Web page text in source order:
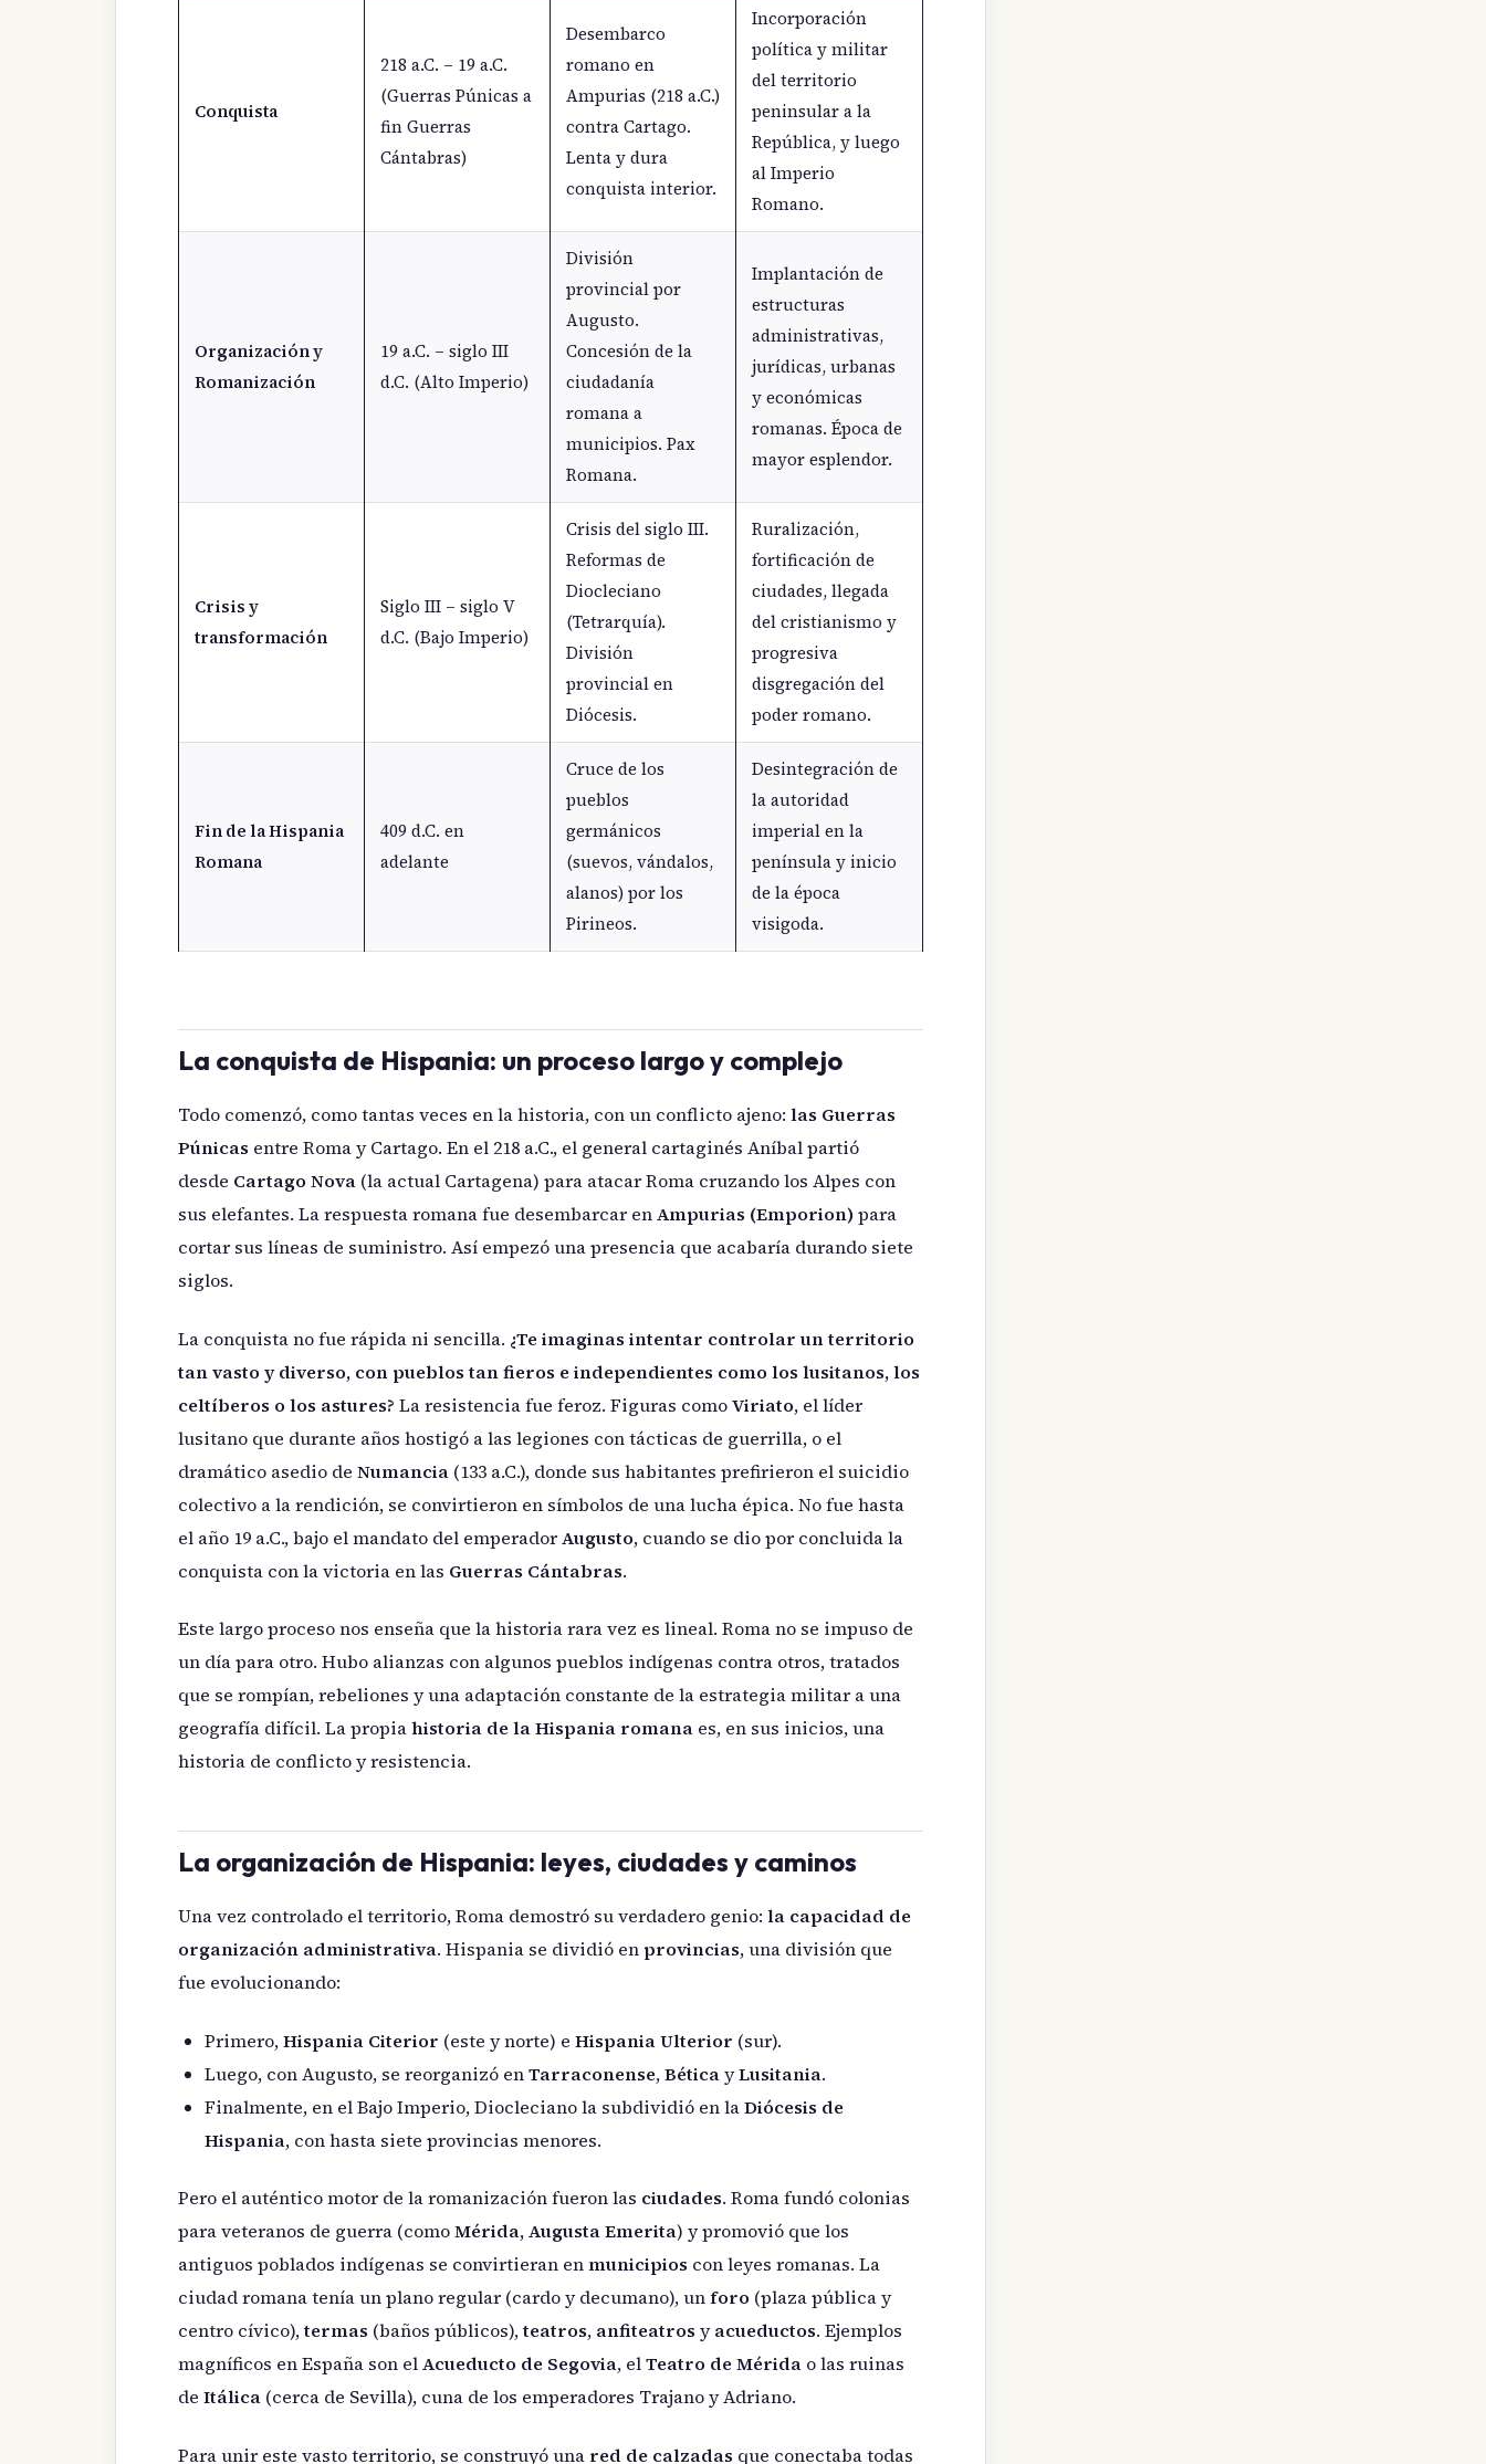
Conquista
218 a.C. – 19 a.C.
(Guerras Púnicas a
fin Guerras
Cántabras)
Desembarco
romano en
Ampurias (218 a.C.)
contra Cartago.
Lenta y dura
conquista interior.
Incorporación
política y militar
del territorio
peninsular a la
República, y luego
al Imperio
Romano.
Organización y
Romanización
19 a.C. – siglo III
d.C. (Alto Imperio)
División
provincial por
Augusto.
Concesión de la
ciudadanía
romana a
municipios. Pax
Romana.
Implantación de
estructuras
administrativas,
jurídicas, urbanas
y económicas
romanas. Época de
mayor esplendor.
Crisis y
transformación
Siglo III – siglo V
d.C. (Bajo Imperio)
Crisis del siglo III.
Reformas de
Diocleciano
(Tetrarquía).
División
provincial en
Diócesis.
Ruralización,
fortificación de
ciudades, llegada
del cristianismo y
progresiva
disgregación del
poder romano.
Fin de la Hispania
Romana
409 d.C. en
adelante
Cruce de los
pueblos
germánicos
(suevos, vándalos,
alanos) por los
Pirineos.
Desintegración de
la autoridad
imperial en la
península y inicio
de la época
visigoda.
La conquista de Hispania: un proceso largo y complejo
Todo comenzó, como tantas veces en la historia, con un conflicto ajeno: las Guerras
Púnicas entre Roma y Cartago. En el 218 a.C., el general cartaginés Aníbal partió
desde Cartago Nova (la actual Cartagena) para atacar Roma cruzando los Alpes con
sus elefantes. La respuesta romana fue desembarcar enAmpurias (Emporion)para
cortar sus líneas de suministro. Así empezó una presencia que acabaría durando siete
siglos.
La conquista no fue rápida ni sencilla. ¿Te imaginas intentar controlar un territorio
tan vasto y diverso, con pueblos tan fieros e independientes como los lusitanos, los
celtíberos o los astures? La resistencia fue feroz. Figuras comoViriato, el líder
lusitano que durante años hostigó a las legiones con tácticas de guerrilla, o el
dramático asedio de Numancia (133 a.C.), donde sus habitantes prefirieron el suicidio
colectivo a la rendición, se convirtieron en símbolos de una lucha épica. No fue hasta
el año 19 a.C., bajo el mandato del emperadorAugusto, cuando se dio por concluida la
conquista con la victoria en las Guerras Cántabras.
Este largo proceso nos enseña que la historia rara vez es lineal. Roma no se impuso de
un día para otro. Hubo alianzas con algunos pueblos indígenas contra otros, tratados
que se rompían, rebeliones y una adaptación constante de la estrategia militar a una
geografía difícil. La propiahistoria de la Hispania romana es, en sus inicios, una
historia de conflicto y resistencia.
La organización de Hispania: leyes, ciudades y caminos
Una vez controlado el territorio, Roma demostró su verdadero genio: la capacidad de
organización administrativa. Hispania se dividió en provincias, una división que
fue evolucionando:
Primero,Hispania Citerior (este y norte) e Hispania Ulterior (sur).
Luego, con Augusto, se reorganizó enTarraconense,BéticayLusitania.
Finalmente, en el Bajo Imperio, Diocleciano la subdividió en laDiócesis de
Hispania, con hasta siete provincias menores.
Pero el auténtico motor de la romanización fueron las ciudades. Roma fundó colonias
para veteranos de guerra (comoMérida, Augusta Emerita) y promovió que los
antiguos poblados indígenas se convirtieran enmunicipios con leyes romanas. La
ciudad romana tenía un plano regular (cardo y decumano), unforo (plaza pública y
centro cívico),termas (baños públicos),teatros, anfiteatros yacueductos. Ejemplos
magníficos en España son elAcueducto de Segovia, elTeatro de Mérida o las ruinas
de Itálica (cerca de Sevilla), cuna de los emperadores Trajano y Adriano.
Para unir este vasto territorio, se construyó una red de calzadas que conectaba todas